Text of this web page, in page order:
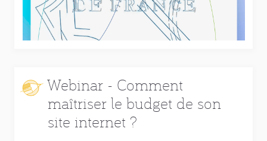
estimé
Webinar - Comment
maîtriser le budget de son
site internet ?